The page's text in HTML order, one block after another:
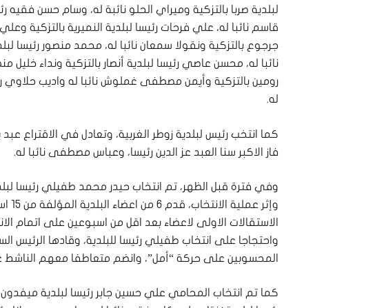
لبلدية صربا بالتزكية وميراي الحلو نائبة له، وسام حسن فقيه
قاسم نائبا له، علي فرحات رئيسا لبلدية النميرية بالتزكية
جرجوع بالتزكية ونقولا سمعان نائبا له، محمد منصور رئيسا
نائبا له، محسن عاصي رئيسا لبلدية أنصار بالتزكية ونداء
رومين بالتزكية وأيمن مصطفى غملوش نائبا له واديب حلاوي
له.
فاز الاكبر سنا العبد عز الدين رئيسا، وعباس مصطفى نائبا له.
وفي فترة قبل الظهر، تم انتخاب حيدر محمد طفيلي رئيسا
الاستقالات الاولى لاعضاء بعد اقل من اسبوعين على اتمام
المحسوبين على حركة “أمل”، وانضم متعاطفا معهم الناشط
كما تم انتخاب المحامي علي حسين جابر رئيسا لبلدية